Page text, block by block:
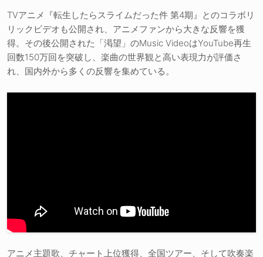
TVアニメ『転生したらスライムだった件 第4期』とのコラボリ
リックビデオも公開され、アニメファンから大きな反響を獲
得。その後公開された「渇望」のMusic VideoはYouTube再生
回数150万回を突破し、楽曲の世界観と高い表現力が評価さ
れ、国内外から多くの反響を集めている。
アニメ主題歌、チャート上位獲得、全国ツアー、そして吹奏楽